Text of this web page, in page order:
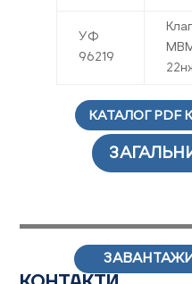
УФ
96219
КАТАЛОГ PDF